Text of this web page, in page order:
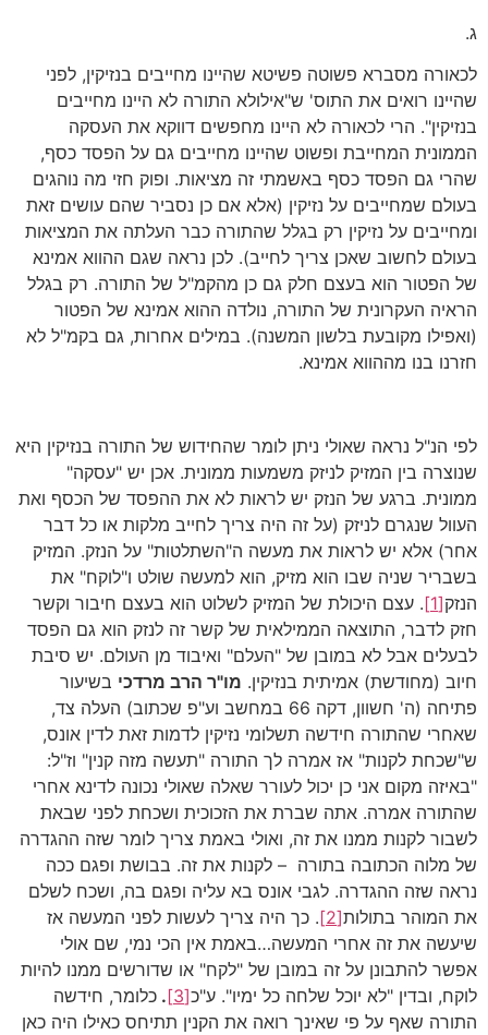
ג.
לכאורה מסברא פשוטה פשיטא שהיינו מחייבים בנזיקין, לפני
שהיינו רואים את התוס' ש"אילולא התורה לא היינו מחייבים
בנזיקין". הרי לכאורה לא היינו מחפשים דווקא את העסקה
הממונית המחייבת ופשוט שהיינו מחייבים גם על הפסד כסף,
שהרי גם הפסד כסף באשמתי זה מציאות. ופוק חזי מה נוהגים
בעולם שמחייבים על נזיקין (אלא אם כן נסביר שהם עושים זאת
ומחייבים על נזיקין רק בגלל שהתורה כבר העלתה את המציאות
בעולם לחשוב שאכן צריך לחייב). לכן נראה שגם ההווא אמינא
של הפטור הוא בעצם חלק גם כן מהקמ"ל של התורה. רק בגלל
הראיה העקרונית של התורה, נולדה ההוא אמינא של הפטור
(ואפילו מקובעת בלשון המשנה). במילים אחרות, גם בקמ"ל לא
חזרנו בנו מההווא אמינא.
לפי הנ"ל נראה שאולי ניתן לומר שהחידוש של התורה בנזיקין היא
שנוצרה בין המזיק לניזק משמעות ממונית. אכן יש "עסקה"
ממונית. ברגע של הנזק יש לראות לא את ההפסד של הכסף ואת
העוול שנגרם לניזק (על זה היה צריך לחייב מלקות או כל דבר
אחר) אלא יש לראות את מעשה ה"השתלטות" על הנזק. המזיק
בשבריר שניה שבו הוא מזיק, הוא למעשה שולט ו"לוקח" את
הנזק[1]
. עצם היכולת של המזיק לשלוט הוא בעצם חיבור וקשר
חזק לדבר, התוצאה הממילאית של קשר זה לנזק הוא גם הפסד
לבעלים אבל לא במובן של "העלם" ואיבוד מן העולם. יש סיבת
חיוב (מחודשת) אמיתית בנזיקין. מו"ר הרב מרדכי בשיעור
פתיחה (ה' חשוון, דקה 66 במחשב וע"פ שכתוב) העלה צד,
שאחרי שהתורה חידשה תשלומי נזיקין לדמות זאת לדין אונס,
ש"שכחת לקנות" אז אמרה לך התורה "תעשה מזה קנין" וז"ל:
"באיזה מקום אני כן יכול לעורר שאלה שאולי נכונה לדינא אחרי
שהתורה אמרה. אתה שברת את הזכוכית ושכחת לפני שבאת
לשבור לקנות ממנו את זה, ואולי באמת צריך לומר שזה ההגדרה
של מלוה הכתובה בתורה – לקנות את זה. בבושת ופגם ככה
נראה שזה ההגדרה. לגבי אונס בא עליה ופגם בה, ושכח לשלם
את המוהר בתולות[2]
. כך היה צריך לעשות לפני המעשה אז
שיעשה את זה אחרי המעשה…באמת אין הכי נמי, שם אולי
אפשר להתבונן על זה במובן של "לקח" או שדורשים ממנו להיות
לוקח, ובדין "לא יוכל שלחה כל ימיו". ע"כ[3]
. כלומר, חידשה
התורה שאף על פי שאינך רואה את הקנין תתיחס כאילו היה כאן